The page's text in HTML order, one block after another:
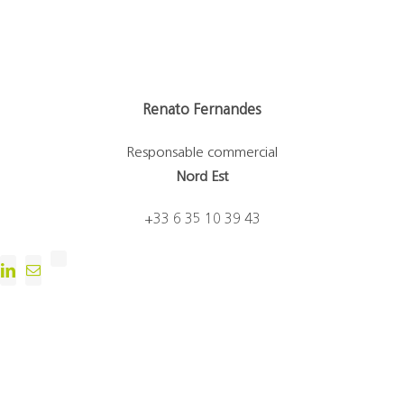
Renato Fernandes
Responsable commercial
Nord Est
+33 6 35 10 39 43